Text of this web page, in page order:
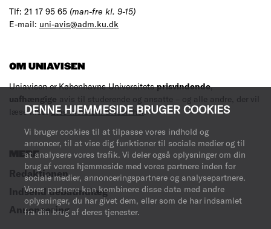
DENNE HJEMMESIDE BRUGER COOKIES
Vi bruger cookies til at tilpasse vores indhold og
annoncer, til at vise dig funktioner til sociale medier og til
at analysere vores trafik. Vi deler også oplysninger om din
brug af vores hjemmeside med vores partnere inden for
sociale medier, annonceringspartnere og analysepartnere.
Vores partnere kan kombinere disse data med andre
oplysninger, du har givet dem, eller som de har indsamlet
fra din brug af deres tjenester.
Tlf: 21 17 95 65 (man-fre kl. 9-15)
E-mail: uni-avis@adm.ku.dk
OM UNIAVISEN
Uniavisen er Københavns Universitetsprisvindende,
uafhængige avis til studerende og ansatte – og alle andre, der vil
læse med.Læs mere om avisen her.
MERE
Redaktionen
Indsend debatindlæg
Annoncering